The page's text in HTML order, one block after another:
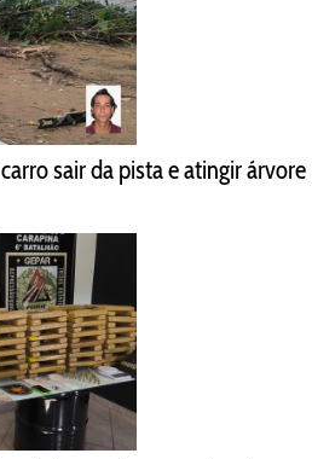
sair da pista e atingir árvore